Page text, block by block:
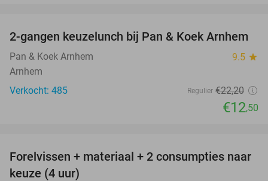
44%
2-gangen keuzelunch bij Pan & Koek Arnhem
Pan & Koek Arnhem 9.5 star
Arnhem
Verkocht: 485
Regulier €22,20
€12,50
50%
Forelvissen + materiaal + 2 consumpties naar
keuze (4 uur)